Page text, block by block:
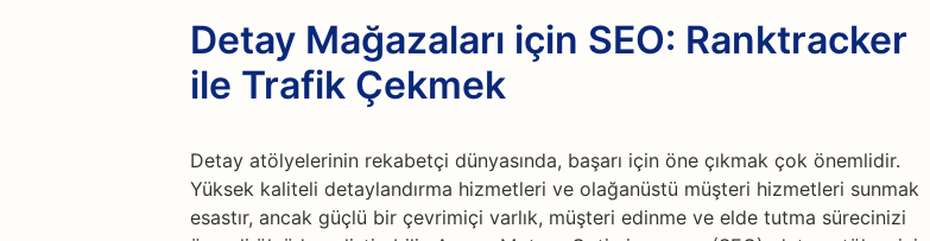
Detay Mağazaları için SEO: Ranktracker
ile Trafik Çekmek
Detay atölyelerinin rekabetçi dünyasında, başarı için öne çıkmak çok önemlidir.
Yüksek kaliteli detaylandırma hizmetleri ve olağanüstü müşteri hizmetleri sunmak
esastır, ancak güçlü bir çevrimiçi varlık, müşteri edinme ve elde tutma sürecinizi